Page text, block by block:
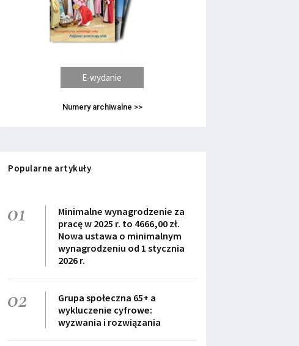
E-wydanie
Numery archiwalne >>
Popularne artykuły
01
Minimalne wynagrodzenie za
pracę w 2025 r. to 4666,00 zł.
Nowa ustawa o minimalnym
wynagrodzeniu od 1 stycznia
2026 r.
02
Grupa społeczna 65+ a
wykluczenie cyfrowe:
wyzwania i rozwiązania